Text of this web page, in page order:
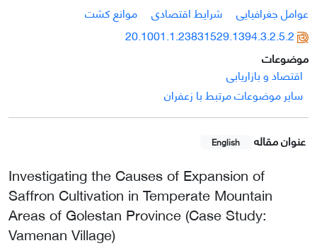
عوامل جغرافیایی
شرایط اقتصادی
موانع کشت
20.1001.1.23831529.1394.3.2.5.2
موضوعات
اقتصاد و بازاریابی
سایر موضوعات مرتبط با زعفران
عنوان مقاله English
Investigating the Causes of Expansion of
Saffron Cultivation in Temperate Mountain
Areas of Golestan Province (Case Study:
Vamenan Village)